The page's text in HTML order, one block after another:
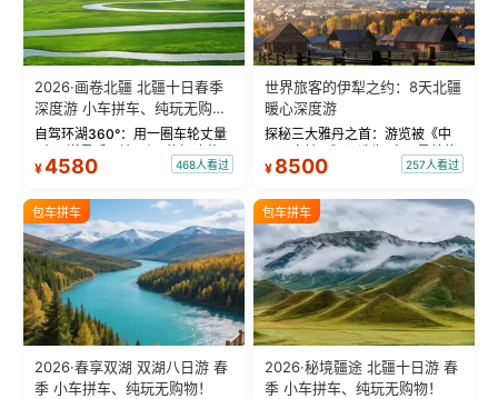
2026·画卷北疆 北疆十日春季
深度游 小车拼车、纯玩无购
物！
自驾环湖360°：用一圈车轮丈量
“大西洋最后一滴眼泪”的极致蔚
蓝。 赛湖旅拍：甄选多款风格服
绝美瞬间。 赛湖坦克300跟车视
频：专业摄影师...
¥4580 468人看过
世界旅客的伊犁之约：8天北疆
暖心深度游
探秘三大雅丹之首：游览被《中
国国家地理》评选为“中国最美的
三大雅丹”第一名的克拉玛依魔鬼
瓦人最大村落——禾木村，欣赏
晨雾与小木...
¥ 8500 257人看过
包车拼车
2026·春享双湖 双湖八日游 春
季 小车拼车、纯玩无购物！
包车拼车
2026·秘境疆途 北疆十日游 春
季 小车拼车、纯玩无购物！